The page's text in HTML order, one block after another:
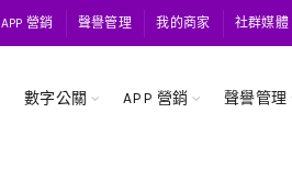
APP 營銷 聲譽管理 我的商家 社群媒體
數字公關 APP 營銷 聲譽管理